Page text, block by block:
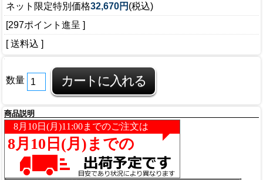
ネット限定特別価格32,670円 (税込)
[297ポイント進呈 ]
[ 送料込 ]
数量
商品説明